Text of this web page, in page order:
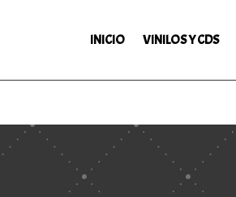
INICIO VINILOS Y CDS